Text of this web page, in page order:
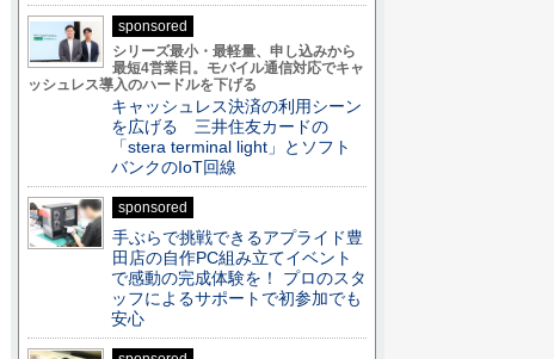
sponsored
シリーズ最小・最軽量、申し込みから
最短4営業日。モバイル通信対応でキャ
ッシュレス導入のハードルを下げる
キャッシュレス決済の利用シーン
を広げる 三井住友カードの
「stera terminal light」とソフト
バンクのIoT回線
sponsored
手ぶらで挑戦できるアプライド豊
田店の自作PC組み立てイベント
で感動の完成体験を！ プロのスタ
ッフによるサポートで初参加でも
安心